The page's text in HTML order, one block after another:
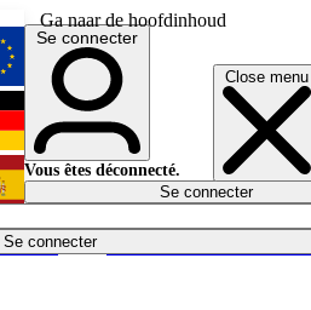
Ga naar de hoofdinhoud
Close menu
Se connecter
English
Deutsch
Español
Se connecter
Vous êtes déconnecté.
Se connecter